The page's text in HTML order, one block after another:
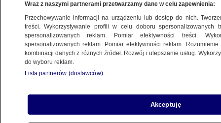
Wraz z naszymi partnerami przetwarzamy dane w celu zapewnienia:
Przechowywanie informacji na urządzeniu lub dostęp do nich.
treści. Wykorzystywanie profili w celu doboru spersonalizowanych
spersonalizowanych reklam. Pomiar efektywności treści.
spersonalizowanych reklam. Pomiar efektywności reklam.
kombinacji danych z różnych źródeł. Rozwój i ulepszanie usług.
do wyboru reklam.
Lista partnerów (dostawców)
Akceptuję